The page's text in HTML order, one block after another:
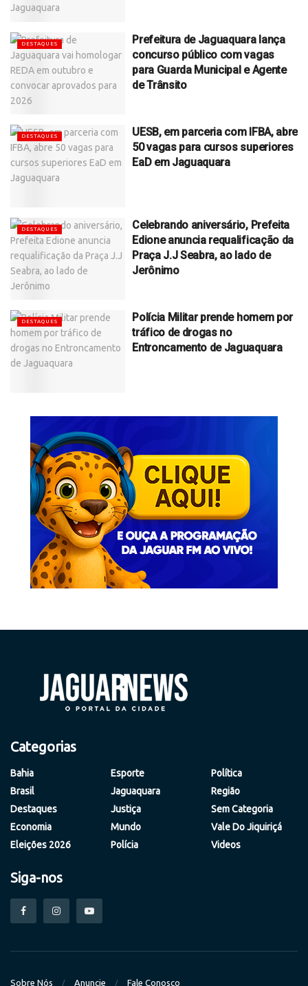
DESTAQUES
Prefeitura de Jaguaquara lança
concurso público com vagas
para Guarda Municipal e Agente
de Trânsito
DESTAQUES
UESB, em parceria com IFBA, abre
50 vagas para cursos superiores
EaD em Jaguaquara
DESTAQUES
Celebrando aniversário, Prefeita
Edione anuncia requalificação da
Praça J.J Seabra, ao lado de
Jerônimo
DESTAQUES
Polícia Militar prende homem por
tráfico de drogas no
Entroncamento de Jaguaquara
Categorias
Bahia
Brasil
Destaques
Economia
Eleições 2026
Esporte
Jaguaquara
Justiça
Mundo
Polícia
Política
Região
Sem Categoria
Vale Do Jiquiriçá
Videos
Siga-nos
Sobre Nós Anuncie Fale Conosco